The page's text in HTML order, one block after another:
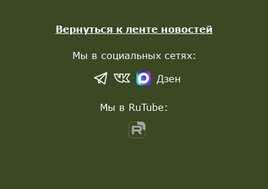
Вернуться к ленте новостей
Мы в социальных сетях:
Дзен
Мы в RuTube: